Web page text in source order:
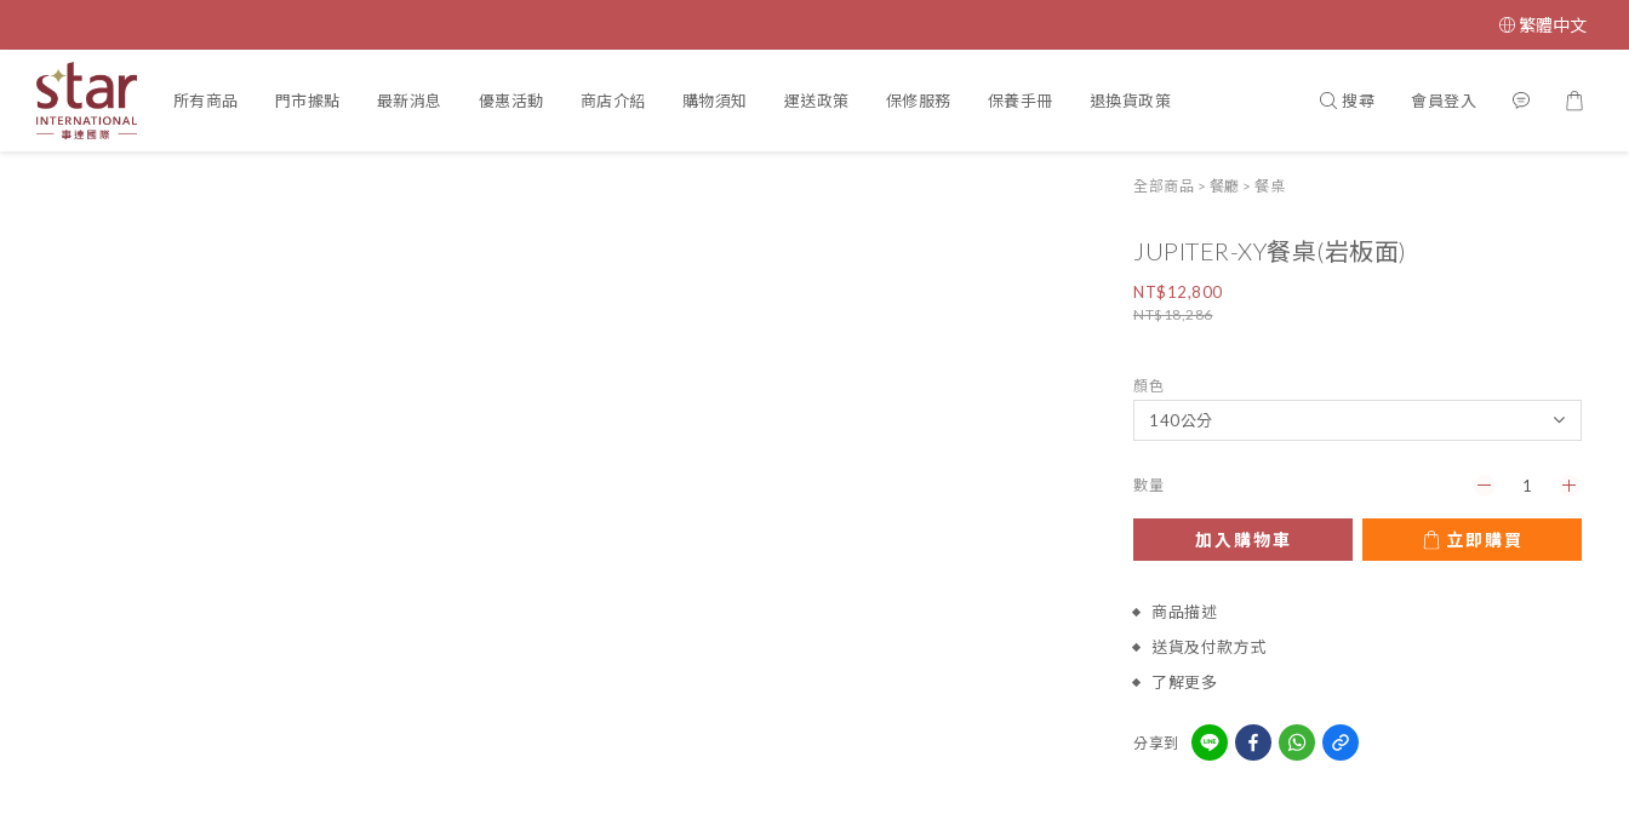
繁體中文
所有商品 門市據點 最新消息 優惠活動 商店介紹 購物須知 運送政策 保修服務 保養手冊 退換貨政策 搜尋 會員登入
全部商品 > 餐廳 > 餐桌
JUPITER-XY餐桌(岩板面)
NT$12,800
NT$18,286
顏色
數量
加入購物車 立即購買
商品描述
送貨及付款方式
了解更多
分享到